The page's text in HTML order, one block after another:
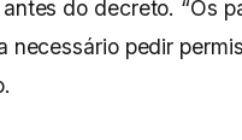
do decreto. “Os
necessário pedir